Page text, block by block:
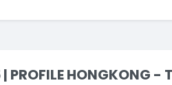
HONGKONG -